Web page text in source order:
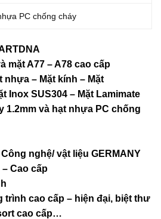
PC chống cháy
mặt A77 – A78 cao cấp
nhựa – Mặt kính – Mặt
Inox SUS304 – Mặt Lamimate
1.2mm và hạt nhựa PC chống
nghệ/ vật liệu GERMANY
Cao cấp
trình cao cấp – hiện đại, biệt thư
cao cấp…